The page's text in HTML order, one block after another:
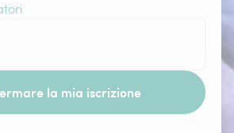
la mia iscrizione